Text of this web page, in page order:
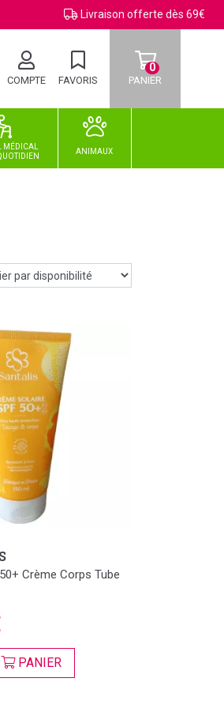
Livraison offerte dès 69€
COMPTE FAVORIS PANIER
0
MÉDICAL
ANIMAUX
Crème Corps Tube
PANIER